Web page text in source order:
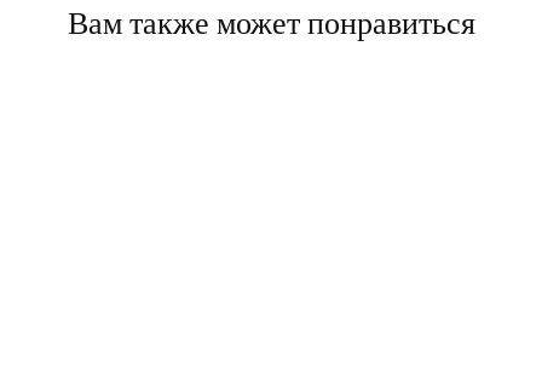
Вам также может понравиться